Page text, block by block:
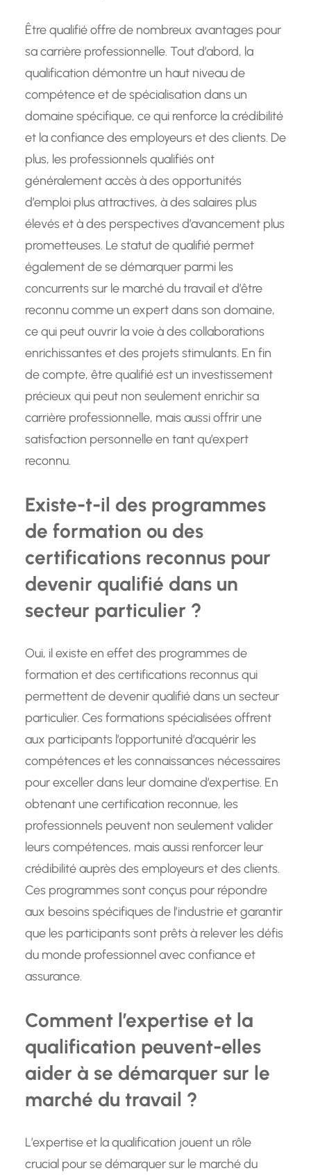
Être qualifié offre de nombreux avantages pour
sa carrière professionnelle. Tout d’abord, la
qualification démontre un haut niveau de
compétence et de spécialisation dans un
domaine spécifique, ce qui renforce la crédibilité
et la confiance des employeurs et des clients. De
plus, les professionnels qualifiés ont
généralement accès à des opportunités
d’emploi plus attractives, à des salaires plus
élevés et à des perspectives d’avancement plus
prometteuses. Le statut de qualifié permet
également de se démarquer parmi les
concurrents sur le marché du travail et d’être
reconnu comme un expert dans son domaine,
ce qui peut ouvrir la voie à des collaborations
enrichissantes et des projets stimulants. En fin
de compte, être qualifié est un investissement
précieux qui peut non seulement enrichir sa
carrière professionnelle, mais aussi offrir une
satisfaction personnelle en tant qu’expert
reconnu.
Existe-t-il des programmes
de formation ou des
certifications reconnus pour
devenir qualifié dans un
secteur particulier ?
Oui, il existe en effet des programmes de
formation et des certifications reconnus qui
permettent de devenir qualifié dans un secteur
particulier. Ces formations spécialisées offrent
aux participants l’opportunité d’acquérir les
compétences et les connaissances nécessaires
pour exceller dans leur domaine d’expertise. En
obtenant une certification reconnue, les
professionnels peuvent non seulement valider
leurs compétences, mais aussi renforcer leur
crédibilité auprès des employeurs et des clients.
Ces programmes sont conçus pour répondre
aux besoins spécifiques de l’industrie et garantir
que les participants sont prêts à relever les défis
du monde professionnel avec confiance et
assurance.
Comment l’expertise et la
qualification peuvent-elles
aider à se démarquer sur le
marché du travail ?
L’expertise et la qualification jouent un rôle
crucial pour se démarquer sur le marché du